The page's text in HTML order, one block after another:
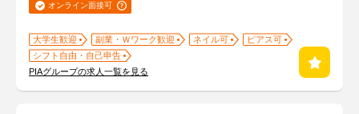
オンライン面接可
大学生歓迎 副業・Ｗワーク歓迎 ネイル可
ピアス可
シフト自由・自己申告
PIAグループの求人一覧を見る